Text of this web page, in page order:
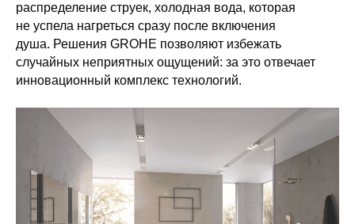
распределение струек, холодная вода, которая
не успела нагреться сразу после включения
душа. Решения GROHE позволяют избежать
случайных неприятных ощущений: за это отвечает
инновационный комплекс технологий.